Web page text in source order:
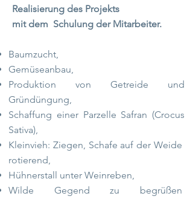
Realisierung des Projekts
mit dem Schulung der Mitarbeiter.
Baumzucht,
Gemüseanbau,
Produktion von Getreide und
Gründüngung,
Schaffung einer Parzelle Safran (Crocus
Sativa),
Kleinvieh: Ziegen, Schafe auf der Weide
rotierend,
Hühnerstall unter Weinreben,
Wilde Gegend zu begrüßen